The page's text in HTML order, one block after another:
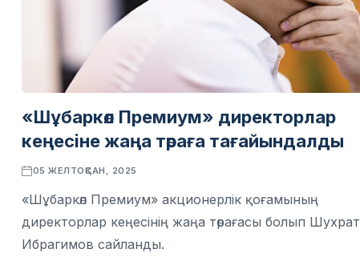
«Шұбаркөл Премиум» директорлар
кеңесіне жаңа төраға тағайындалды
05 ЖЕЛТОҚСАН, 2025
«Шұбаркөл Премиум» акционерлік қоғамының
директорлар кеңесінің жаңа төрағасы болып Шухрат
Ибрагимов сайланды.